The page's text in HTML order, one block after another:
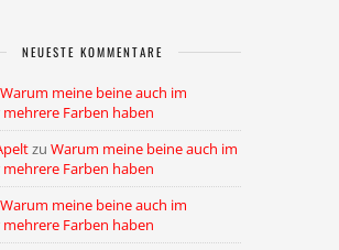
NEUESTE KOMMENTARE
Warum meine beine auch im
Farben haben
zu Warum meine beine auch im
Farben haben
Warum meine beine auch im
Farben haben